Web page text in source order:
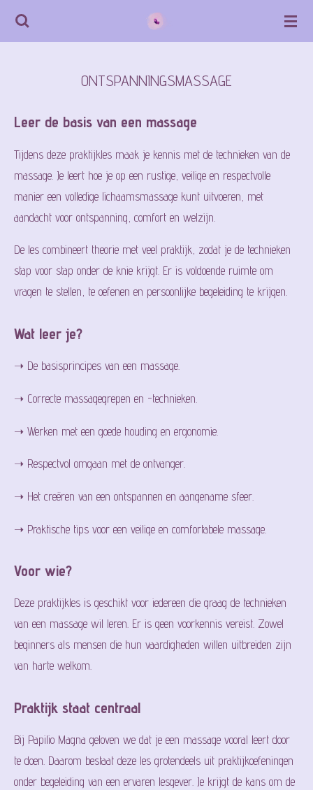
Ga
ONTSPANNINGSMASSAGE
Leer de basis van een massage
Tijdens deze praktijkles maak je kennis met de technieken van de
massage. Je leert hoe je op een rustige, veilige en respectvolle
manier een volledige lichaamsmassage kunt uitvoeren, met
aandacht voor ontspanning, comfort en welzijn.
De les combineert theorie met veel praktijk, zodat je de technieken
stap voor stap onder de knie krijgt. Er is voldoende ruimte om
vragen te stellen, te oefenen en persoonlijke begeleiding te krijgen.
Wat leer je?
➝ De basisprincipes van een massage.
➝ Correcte massagegrepen en -technieken.
➝ Werken met een goede houding en ergonomie.
➝ Respectvol omgaan met de ontvanger.
➝ Het creëren van een ontspannen en aangename sfeer.
➝ Praktische tips voor een veilige en comfortabele massage.
Voor wie?
Deze praktijkles is geschikt voor iedereen die graag de technieken
van een massage wil leren. Er is geen voorkennis vereist. Zowel
beginners als mensen die hun vaardigheden willen uitbreiden zijn
van harte welkom.
Praktijk staat centraal
Bij Papilio Magna geloven we dat je een massage vooral leert door
te doen. Daarom bestaat deze les grotendeels uit praktijkoefeningen
onder begeleiding van een ervaren lesgever. Je krijgt de kans om de